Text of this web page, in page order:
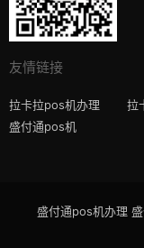
友情链接
拉卡拉pos机办理 拉
盛付通pos机
盛付通pos机办理